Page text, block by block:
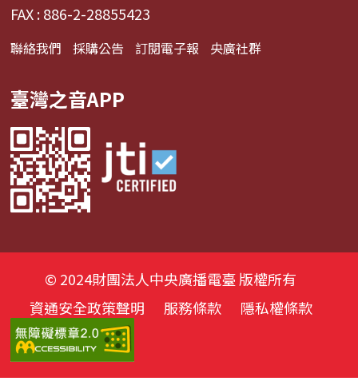
FAX : 886-2-28855423
聯絡我們 採購公告 訂閱電子報 央廣社群
臺灣之音APP
© 2024財團法人中央廣播電臺 版權所有
資通安全政策聲明
服務條款 隱私權條款